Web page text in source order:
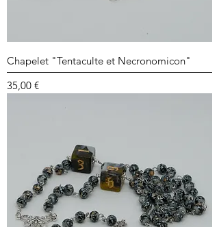
Chapelet "Tentaculte et Necronomicon"
Prix
35,00 €